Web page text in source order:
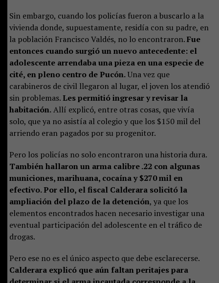
Sin embargo, cuando los policías fueron a buscarlo a la
vivienda donde, supuestamente, residía con su padre, en
la población Francisco Valdés, no lo encontraron.Fue
entonces cuando surgió un nuevo antecedente: el
adolescente arrendaba una pieza en una especie de
cité, en pleno centro de Pucón.Una vez que
carabineros de civil llegaron al lugar, el joven los atendió
sin problemas. Les permitió ingresar y revisar la
habitación.Allí explicó, entre otras cosas, que vivía
solo, que ya no asistía al colegio y que los $150 mil del
arriendo eran pagados por su progenitor.
Pero los policías no solo encontraron una historia dura.
También hallaron un arma calibre .22 con algunas
municiones, marihuana, cocaína y $270 mil en
efectivo. Por ello, el fiscal Calderara solicitó la
ampliación del plazo de la detención, ya que los
elementos encontrados hacen necesario investigar una
eventual participación del adolescente en el tráfico de
drogas.
Pero ese no es el único aspecto que debe esclarecerse.
Calderara explicó que aún faltan peritajes para